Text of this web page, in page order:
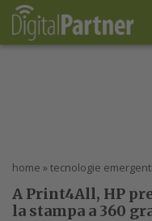
home » tecnologie emergenti
A Print4All, HP
la stampa a 360